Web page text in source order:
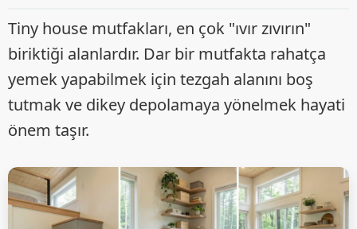
Tiny house mutfakları, en çok "ıvır zıvırın"
biriktiği alanlardır. Dar bir mutfakta rahatça
yemek yapabilmek için tezgah alanını boş
tutmak ve dikey depolamaya yönelmek hayati
önem taşır.